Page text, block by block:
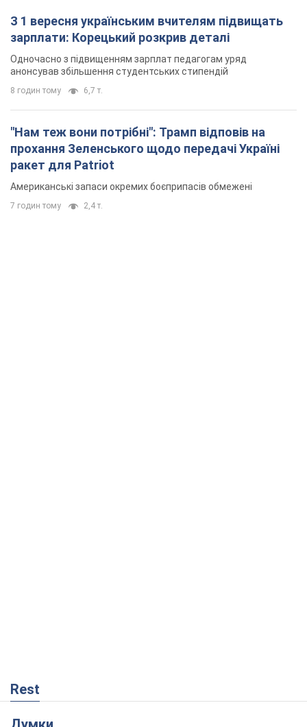
З 1 вересня українським вчителям підвищать
зарплати: Корецький розкрив деталі
Одночасно з підвищенням зарплат педагогам уряд
анонсував збільшення студентських стипендій
8 годин тому 6,7 т.
"Нам теж вони потрібні": Трамп відповів на
прохання Зеленського щодо передачі Україні
ракет для Patriot
Американські запаси окремих боєприпасів обмежені
7 годин тому 2,4 т.
Rest